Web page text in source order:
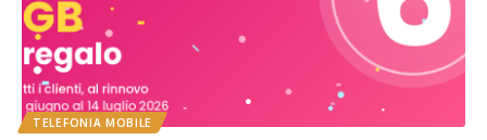
TELEFONIA MOBILE